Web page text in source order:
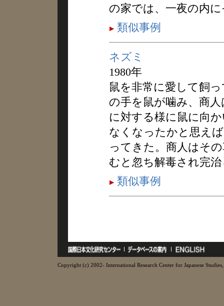
の家では、一夜の内
類似事例
ネズミ
1980年
鼠を非常に愛して飼
の手を鼠が噛み、商
に対する様に鼠に向
なくなったかと思え
ってきた。商人はそ
むと忽ち解毒され完
類似事例
Copyright (c) 2002- International Research Center for Japanese